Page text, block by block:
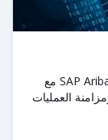
تعمل LeverX على دمج نظام إدارة الفواتير من SAP Ariba مع
العمليات